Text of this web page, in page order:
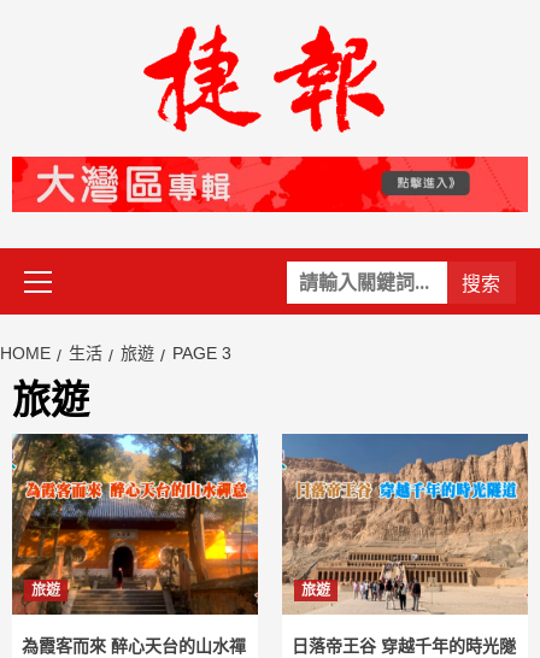
關
鍵
Primary
Menu
HOME 生活 旅遊 PAGE 3
旅遊
旅遊
為霞客而來 醉心天台的山水禪
旅遊
日落帝王谷 穿越千年的時光隧